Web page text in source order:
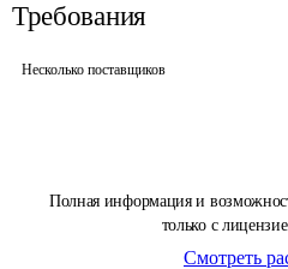
Полная информация и
только с
Смотреть
Требования
Несколько поставщиков